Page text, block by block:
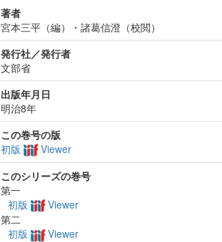
著者
宮本三平（編）・諸葛信澄（校閲）
発行社／発行者
文部省
出版年月日
明治8年
この巻号の版
初版
Viewer
このシリーズの巻号
第一
初版
Viewer
第二
初版
Viewer